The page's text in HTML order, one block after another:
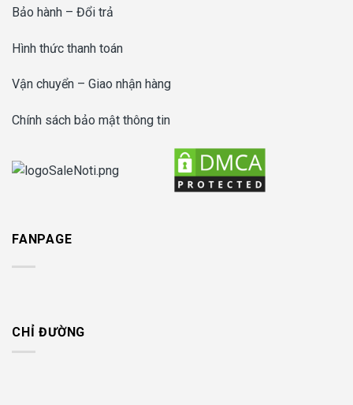
Bảo hành – Đổi trả
Hình thức thanh toán
Vận chuyển – Giao nhận hàng
Chính sách bảo mật thông tin
FANPAGE
CHỈ ĐƯỜNG